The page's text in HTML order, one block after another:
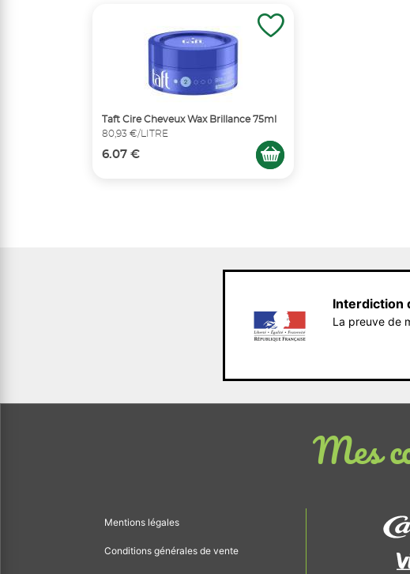
Taft Cire Cheveux Wax Brillance 75ml
80,93 €/LITRE
6.07 €
Interdiction
La preuve de
Mes
Mentions légales
Conditions générales de vente